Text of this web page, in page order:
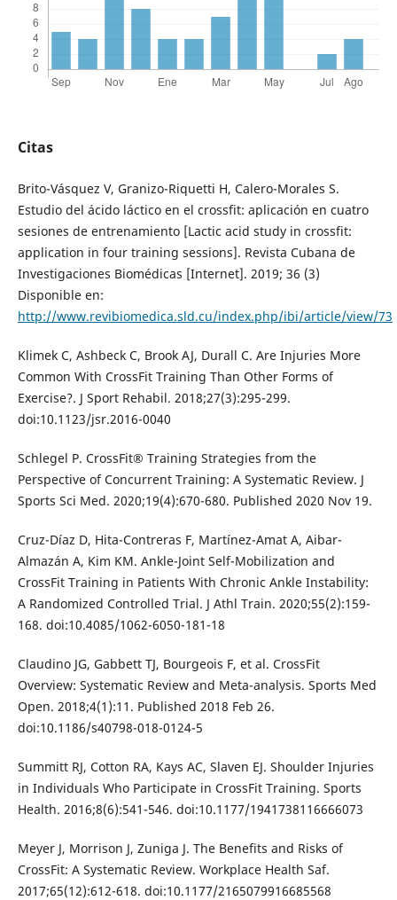
Citas
Brito-Vásquez V, Granizo-Riquetti H, Calero-Morales S.
Estudio del ácido láctico en el crossfit: aplicación en cuatro
sesiones de entrenamiento [Lactic acid study in crossfit:
application in four training sessions]. Revista Cubana de
Investigaciones Biomédicas [Internet]. 2019; 36 (3)
Disponible en:
http://www.revibiomedica.sld.cu/index.php/ibi/article/view/73
Klimek C, Ashbeck C, Brook AJ, Durall C. Are Injuries More
Common With CrossFit Training Than Other Forms of
Exercise?. J Sport Rehabil. 2018;27(3):295-299.
doi:10.1123/jsr.2016-0040
Schlegel P. CrossFit® Training Strategies from the
Perspective of Concurrent Training: A Systematic Review. J
Sports Sci Med. 2020;19(4):670-680. Published 2020 Nov 19.
Cruz-Díaz D, Hita-Contreras F, Martínez-Amat A, Aibar-
Almazán A, Kim KM. Ankle-Joint Self-Mobilization and
CrossFit Training in Patients With Chronic Ankle Instability:
A Randomized Controlled Trial. J Athl Train. 2020;55(2):159-
168. doi:10.4085/1062-6050-181-18
Claudino JG, Gabbett TJ, Bourgeois F, et al. CrossFit
Overview: Systematic Review and Meta-analysis. Sports Med
Open. 2018;4(1):11. Published 2018 Feb 26.
doi:10.1186/s40798-018-0124-5
Summitt RJ, Cotton RA, Kays AC, Slaven EJ. Shoulder Injuries
in Individuals Who Participate in CrossFit Training. Sports
Health. 2016;8(6):541-546. doi:10.1177/1941738116666073
Meyer J, Morrison J, Zuniga J. The Benefits and Risks of
CrossFit: A Systematic Review. Workplace Health Saf.
2017;65(12):612-618. doi:10.1177/2165079916685568